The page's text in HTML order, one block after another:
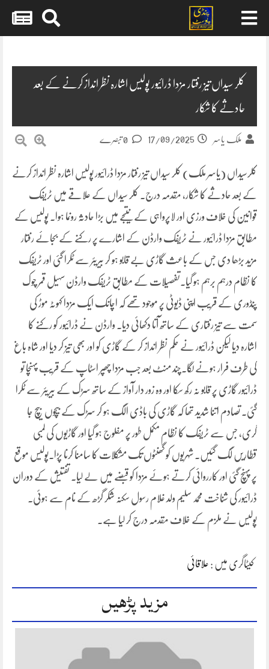
کلر سیداں تیز رفتار مزدا ڈرائیور پولیس اشارہ نظر انداز کرنے کے بعد
حادثے کا شکار
ملک یاسر 17/09/2025
کلرسیداں (یاسر ملک) کلر سیداں تیز رفتار مزدا ڈرائیور پولیس اشارہ نظر انداز کرنے
کے بعد حادثے کا شکار، مقدمہ درج۔ کلر سیداں کے علاقے میں ٹریفک
قوانین کی خلاف ورزی اور لاپرواہی کے نتیجے میں بڑا حادثہ رونما ہوا۔ پولیس کے
مطابق مزدا ڈرائیور نے ٹریفک وارڈن کے اشارے پر رکنے کے بجائے رفتار
مزید بڑھا دی جس کے باعث گاڑی بے قابو ہو کر بیریئر سے ٹکرا گئی اور ٹریفک
کا نظام درہم برہم ہو گیا۔تفصیلات کے مطابق ٹریفک وارڈن سہیل قمر چوک
پنڈوری کے قریب اپنی ڈیوٹی پر موجود تھے کہ اچانک ایک مزدا کہوٹہ موڑ کی
سمت سے تیز رفتاری کے ساتھ آتا دکھائی دیا۔ وارڈن نے ڈرائیور کو رکنے کا
اشارہ دیا لیکن ڈرائیور نے حکم نظر انداز کر کے گاڑی کو اور بھی تیز کر دیا اور شاہ باغ
کی طرف فرار ہونے لگا۔چند منٹ بعد جب مزدا چھپر اسٹاپ کے قریب پہنچا تو
ڈرائیور گاڑی پر قابو نہ رکھ سکا اور وہ زور دار آواز کے ساتھ سڑک کے بیریئر سے ٹکرا
گئی۔ تصادم اتنا شدید تھا کہ گاڑی کی باڈی الگ ہو کر سڑک کے بیچوں بیچ جا
گری، جس سے ٹریفک کا نظام مکمل طور پر مفلوج ہو گیا اور گاڑیوں کی لمبی
قطاریں لگ گئیں۔ شہریوں کو گھنٹوں تک مشکلات کا سامنا کرنا پڑا۔پولیس موقع
پر پہنچ گئی اور کارروائی کرتے ہوئے مزدا کو قبضے میں لے لیا۔ تفتیش کے دوران
ڈرائیور کی شناخت محمد سلیم ولد غلام رسول سکنہ شکر گڑھ کے نام سے ہوئی۔
پولیس نے ملزم کے خلاف مقدمہ درج کر لیا ہے۔
کیٹاگری میں : علاقائی
مزید پڑھیں